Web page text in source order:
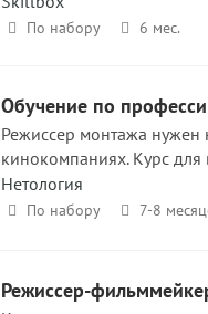
По набору 6 мес.
Обучение по
Режиссер монтажа нужен
кинокомпаниях. Курс для
Нетология
По набору 7-8
Режиссер-